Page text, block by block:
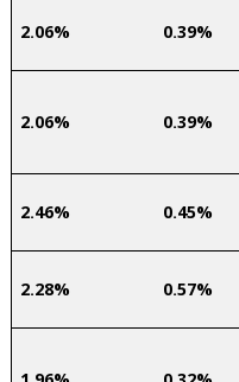
0.39%
2.06%
0.39%
2.06%
0.45%
2.46%
0.57%
2.28%